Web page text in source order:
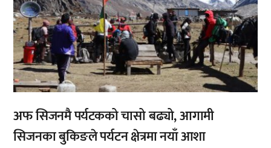
अफ सिजनमै पर्यटकको चासो बढ्यो, आगामी
सिजनका बुकिङले पर्यटन क्षेत्रमा नयाँ आशा